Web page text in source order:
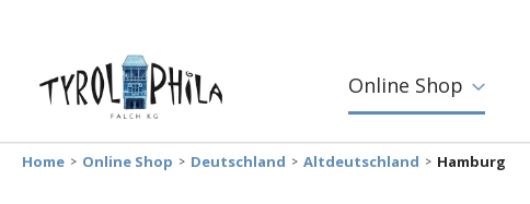
Online Shop
Home Online Shop Deutschland Altdeutschland Hamburg